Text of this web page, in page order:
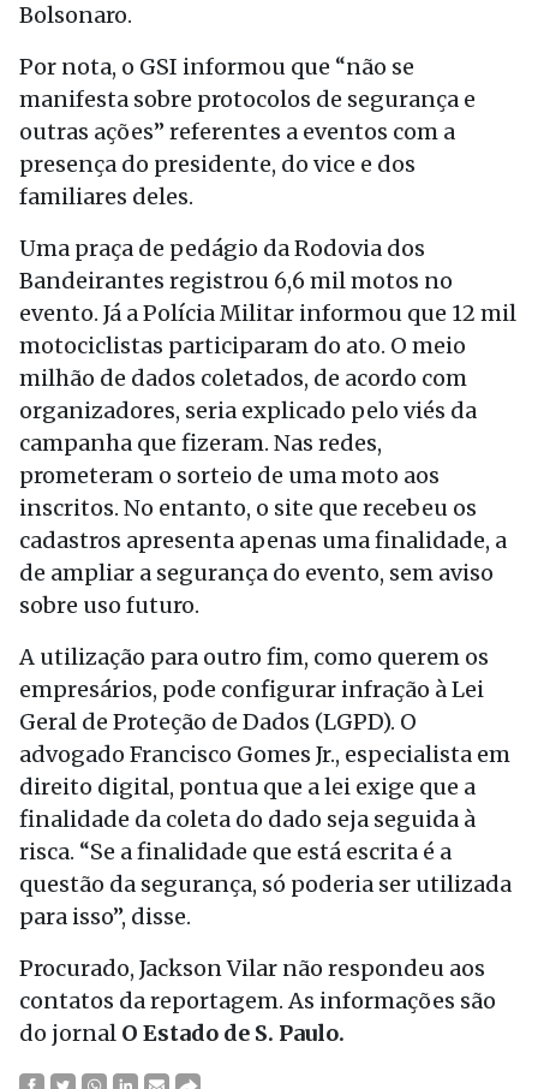
Bolsonaro.
Por nota, o GSI informou que “não se
manifesta sobre protocolos de segurança e
outras ações” referentes a eventos com a
presença do presidente, do vice e dos
familiares deles.
Uma praça de pedágio da Rodovia dos
Bandeirantes registrou 6,6 mil motos no
evento. Já a Polícia Militar informou que 12 mil
motociclistas participaram do ato. O meio
milhão de dados coletados, de acordo com
organizadores, seria explicado pelo viés da
campanha que fizeram. Nas redes,
prometeram o sorteio de uma moto aos
inscritos. No entanto, o site que recebeu os
cadastros apresenta apenas uma finalidade, a
de ampliar a segurança do evento, sem aviso
sobre uso futuro.
A utilização para outro fim, como querem os
empresários, pode configurar infração à Lei
Geral de Proteção de Dados (LGPD). O
advogado Francisco Gomes Jr., especialista em
direito digital, pontua que a lei exige que a
finalidade da coleta do dado seja seguida à
risca. “Se a finalidade que está escrita é a
questão da segurança, só poderia ser utilizada
para isso”, disse.
Procurado, Jackson Vilar não respondeu aos
contatos da reportagem. As informações são
do jornal O Estado de S. Paulo.